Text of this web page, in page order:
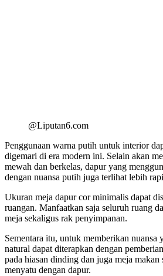
@Liputan6.com
Penggunaan warna putih untuk interior
digemari di era modern ini. Selain akan
mewah dan berkelas, dapur yang
dengan nuansa putih juga terlihat lebih
Ukuran meja dapur cor minimalis dapat
ruangan. Manfaatkan saja seluruh ruang
meja sekaligus rak penyimpanan.
Sementara itu, untuk memberikan nuansa
natural dapat diterapkan dengan
pada hiasan dinding dan juga meja makan
menyatu dengan dapur.